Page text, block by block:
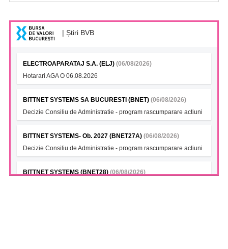
| Știri BVB
ELECTROAPARATAJ S.A. (ELJ) (06/08/2026)
Hotarari AGA O 06.08.2026
BITTNET SYSTEMS SA BUCURESTI (BNET) (06/08/2026)
Decizie Consiliu de Administratie - program rascumparare actiuni
BITTNET SYSTEMS- Ob. 2027 (BNET27A) (06/08/2026)
Decizie Consiliu de Administratie - program rascumparare actiuni
BITTNET SYSTEMS (BNET28) (06/08/2026)